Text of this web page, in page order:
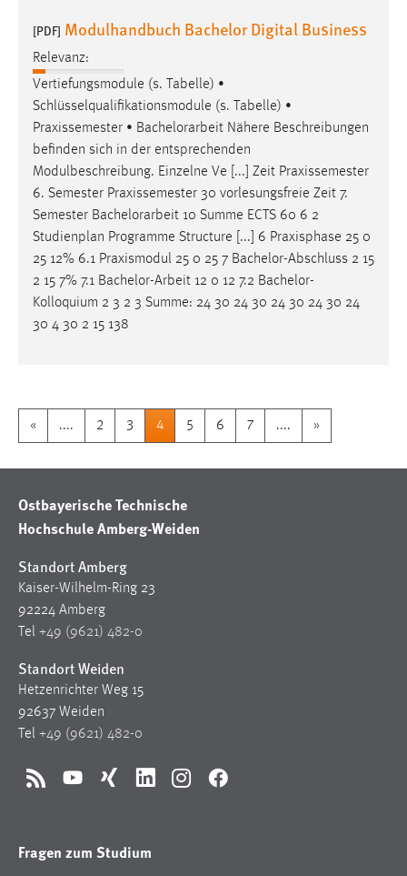
[PDF] Modulhandbuch Bachelor Digital Business
Relevanz:
Vertiefungsmodule (s. Tabelle) •
Schlüsselqualifikationsmodule (s. Tabelle) •
Praxissemester • Bachelorarbeit Nähere Beschreibungen
befinden sich in der entsprechenden
Modulbeschreibung. Einzelne Ve [...] Zeit Praxissemester
6. Semester Praxissemester 30 vorlesungsfreie Zeit 7.
Semester Bachelorarbeit 10 Summe ECTS 60 6 2
Studienplan Programme Structure [...] 6 Praxisphase 25 0
25 12% 6.1 Praxismodul 25 0 25 7 Bachelor-Abschluss 2 15
2 15 7% 7.1 Bachelor-Arbeit 12 0 12 7.2 Bachelor-
Kolloquium 2 3 2 3 Summe: 24 30 24 30 24 30 24 30 24
30 4 30 2 15 138
« .... 2 3 4 5 6 7 .... »
Ostbayerische Technische
Hochschule Amberg-Weiden
Standort Amberg
Kaiser-Wilhelm-Ring 23
92224 Amberg
Tel +49 (9621) 482-0
Standort Weiden
Hetzenrichter Weg 15
92637 Weiden
Tel +49 (9621) 482-0
RSS YouTubeXing LinkedInInstagramFacebook
Fragen zum Studium